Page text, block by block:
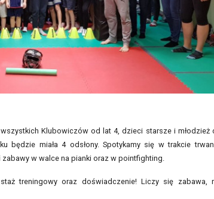
Klubowiczów od lat 4, dzieci starsze i młodzież
będzie miała 4 odsłony. Spotykamy się w trakcie
w walce na pianki oraz w pointfighting.
treningowy oraz doświadczenie! Liczy się zabawa,